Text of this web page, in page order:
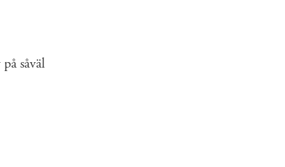
såväl